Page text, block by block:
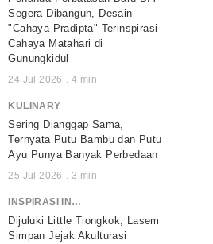
Segera Dibangun, Desain
"Cahaya Pradipta" Terinspirasi
Cahaya Matahari di
Gunungkidul
24 Jul 2026 . 4 min
KULINARY
Sering Dianggap Sama,
Ternyata Putu Bambu dan Putu
Ayu Punya Banyak Perbedaan
25 Jul 2026 . 3 min
INSPIRASI INDONESIA
Dijuluki Little Tiongkok, Lasem
Simpan Jejak Akulturasi